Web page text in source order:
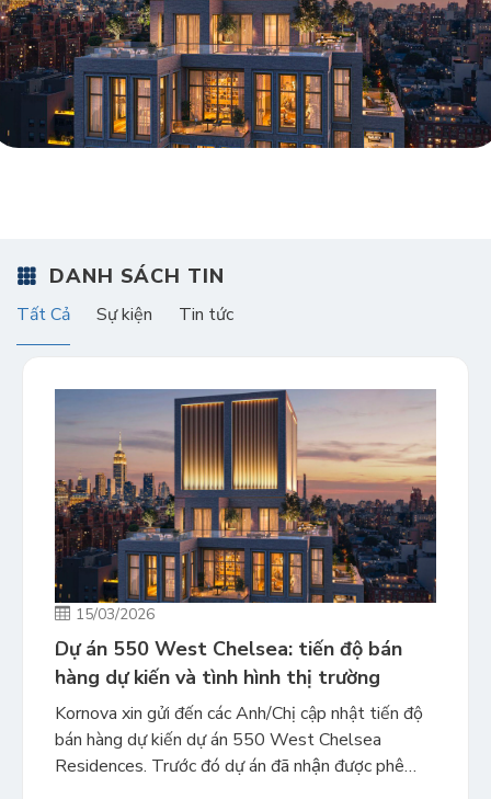
DANH SÁCH TIN
Tất Cả Sự kiện Tin tức
15/03/2026
Dự án 550 West Chelsea: tiến độ bán
hàng dự kiến và tình hình thị trường
Kornova xin gửi đến các Anh/Chị cập nhật tiến độ
bán hàng dự kiến dự án 550 West Chelsea
Residences. Trước đó dự án đã nhận được phê